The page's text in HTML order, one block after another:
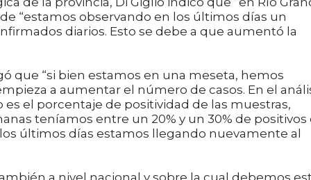
“estamos observando en los últimos días un
diarios. Esto se debe a que aumentó la
que “si bien estamos en una meseta, hemos
a aumentar el número de casos. En el
el porcentaje de positividad de las muestras,
teníamos entre un 20% y un 30% de positivos
últimos días estamos llegando nuevamente al
a nivel nacional y sobre la cual debemos